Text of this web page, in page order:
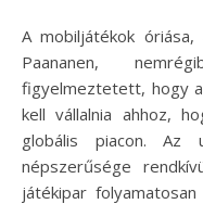
A mobiljátékok óriása, a Supercell vezérigazgatója, Ilkka
Paananen,
figyelmeztetett, hogy
kell vállalnia ahhoz,
globális piacon. Az
népszerűsége
játékipar